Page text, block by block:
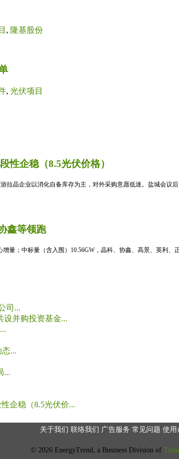
, 隆基股份
, 光伏项目
性企稳（8.5光伏价格）
拉晶企业以消化自备库存为主，对外采购意愿低迷。盐城会议
鑫等领跑
量；中标量（含入围）10.56GW，晶科、协鑫、高景、英利、
司...
设并购投资基金...
...
...
企稳（8.5光伏价...
关于我们 联络我们 广告服务 常见问题 使用
© 2026 EnergyTrend, a Business Division of